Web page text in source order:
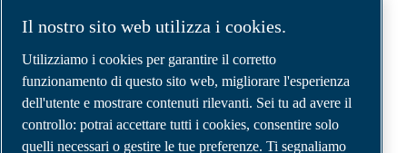
Portal
Media
Gallery
©2026 Compressori d'aria ABAC
Note legali e privacy
Modulo resi
Il nostro sito web utilizza i cookies.
Utilizziamo i cookies per garantire il corretto
funzionamento di questo sito web, migliorare l'esperienza
dell'utente e mostrare contenuti rilevanti. Sei tu ad avere il
controllo: potrai accettare tutti i cookies, consentire solo
quelli necessari o gestire le tue preferenze. Ti segnaliamo